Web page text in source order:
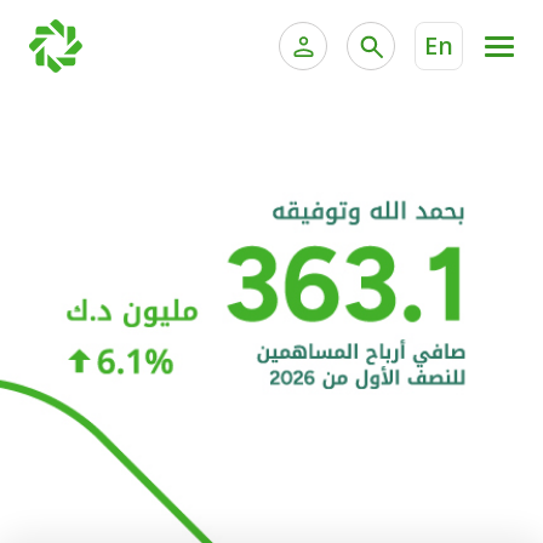
En
الخدمات المصرفية الإلكترونية للشركات
خدمة "بيتك" للتداول الإلكتروني
الحسابات المصرفية
البطاقات
"برامج العملاء"